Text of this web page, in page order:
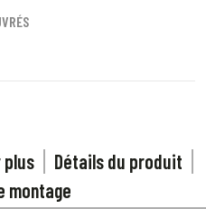
plus
Détails du produit
montage